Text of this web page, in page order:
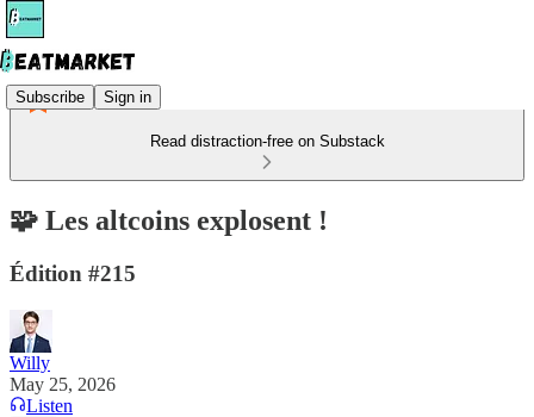
Subscribe Sign in
Read distraction-free on Substack
🧩 Les altcoins explosent !
Édition #215
Willy
May 25, 2026
Listen